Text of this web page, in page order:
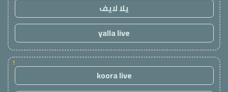
يلا لايف
yalla live
!
koora live